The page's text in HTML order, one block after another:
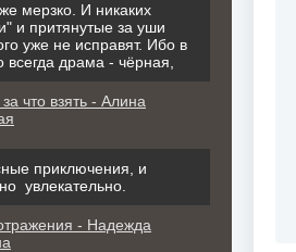
мерзко. И никаких
и притянутые за уши
уже не исправят. Ибо в
всегда драма - чёрная,
что взять - Алина
приключения, и
увлекательно.
- Надежда